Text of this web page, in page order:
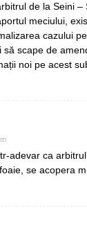
de la Seini –
meciului,
cazului
să scape de
noi pe acest
adevar ca
se acopera